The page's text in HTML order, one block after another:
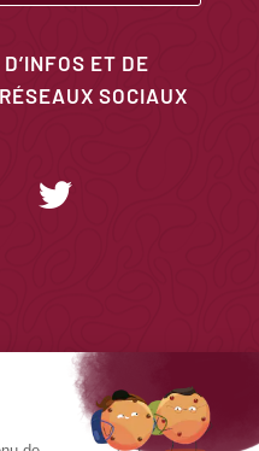
ET DE
SOCIAUX